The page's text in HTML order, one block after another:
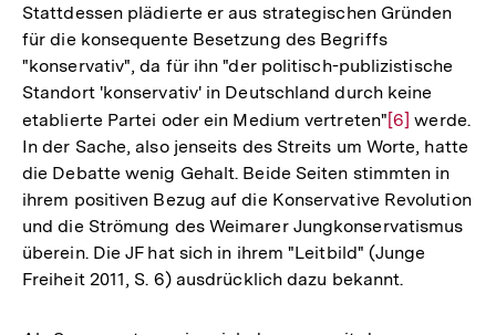
Stattdessen plädierte er aus strategischen Gründen
für die konsequente Besetzung des Begriffs
"konservativ", da für ihn "der politisch-publizistische
Standort 'konservativ' in Deutschland durch keine
etablierte Partei oder ein Medium vertreten"Zur
Auflösung
der
Fußnote
[6] werde.
In der Sache, also jenseits des Streits um Worte, hatte
die Debatte wenig Gehalt. Beide Seiten stimmten in
ihrem positiven Bezug auf die Konservative Revolution
und die Strömung des Weimarer Jungkonservatismus
überein. Die JF hat sich in ihrem "Leitbild" (Junge
Freiheit 2011, S. 6) ausdrücklich dazu bekannt.